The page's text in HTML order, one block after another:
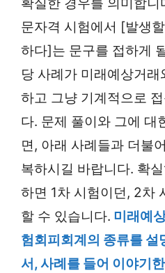
확실한 경우를 의미합니
문자격 시험에서 [발생
하다]는 문구를 접하게
당 사례가 미래예상거
하고 그냥 기계적으로
다. 문제 풀이와 그에 대
면, 아래 사례들과 더불
복하시길 바랍니다. 확
하면 1차 시험이던, 2차
할 수 있습니다. 미래예
험회피회계의 종류를 설
서, 사례를 들어 이야기